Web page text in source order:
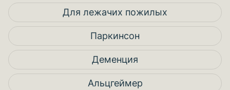
Для лежачих пожилых
Паркинсон
Деменция
Альцгеймер